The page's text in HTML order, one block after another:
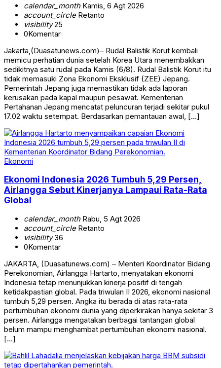
calendar_monthKamis, 6 Agt 2026
account_circleRetanto
visibility25
0Komentar
Jakarta,(Duasatunews.com)– Rudal Balistik Korut kembali
memicu perhatian dunia setelah Korea Utara menembakkan
sedikitnya satu rudal pada Kamis (6/8). Rudal Balistik Korut itu
tidak memasuki Zona Ekonomi Eksklusif (ZEE) Jepang.
Pemerintah Jepang juga memastikan tidak ada laporan
kerusakan pada kapal maupun pesawat. Kementerian
Pertahanan Jepang mencatat peluncuran terjadi sekitar pukul
17.02 waktu setempat. Berdasarkan pemantauan awal, […]
Ekonomi
Ekonomi Indonesia 2026 Tumbuh 5,29 Persen,
Airlangga Sebut Kinerjanya Lampaui Rata-Rata
Global
calendar_monthRabu, 5 Agt 2026
account_circleRetanto
visibility36
0Komentar
JAKARTA, (Duasatunews.com) – Menteri Koordinator Bidang
Perekonomian, Airlangga Hartarto, menyatakan ekonomi
Indonesia tetap menunjukkan kinerja positif di tengah
ketidakpastian global. Pada triwulan II 2026, ekonomi nasional
tumbuh 5,29 persen. Angka itu berada di atas rata-rata
pertumbuhan ekonomi dunia yang diperkirakan hanya sekitar 3
persen. Airlangga mengatakan berbagai tantangan global
belum mampu menghambat pertumbuhan ekonomi nasional.
[…]